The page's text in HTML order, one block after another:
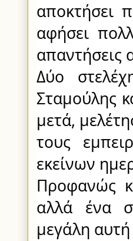
αποκτήσει
αφήσει
απαντήσεις
Δύο
Σταμούλης
μετά,
τους
εκείνων
Προφανώς
αλλά ένα
μεγάλη αυτή